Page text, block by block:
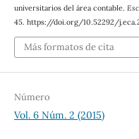
universitarios del área contable.
45. https://doi.org/10.52292/
Más formatos de cita
Número
Vol. 6 Núm. 2 (2015)